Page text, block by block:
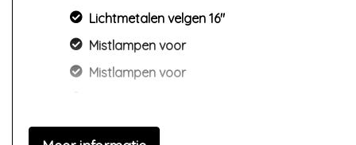
Lichtmetalen velgen 16"
Mistlampen voor
Mistlampen voor
Parkeersensor achter